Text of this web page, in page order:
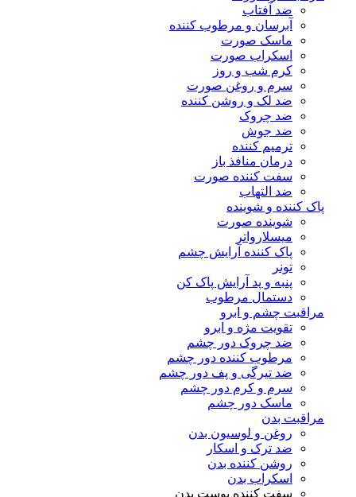
ضد آفتاب
آبرسان و مرطوب کننده
ماسک صورت
اسکراب صورت
کرم شب و روز
سرم و روغن صورت
ضد لک و روشن کننده
ضد چروک
ضد جوش
ترمیم کننده
درمان منافذ باز
سفت کننده صورت
ضد التهاب
پاک کننده و شوینده
شوینده صورت
میسلارواتر
پاک کننده آرایش چشم
تونر
پنبه و پد آرایش پاک کن
دستمال مرطوب
مراقبت چشم و ابرو
تقویت مژه و ابرو
ضد چروک دور چشم
مرطوب کننده دور چشم
ضد تیرگی و پف دور چشم
سرم و کرم دور چشم
ماسک دور چشم
مراقبت بدن
روغن و لوسیون بدن
ضد ترک و اسکار
روشن کننده بدن
اسکراب بدن
سفت کننده پوست بدن